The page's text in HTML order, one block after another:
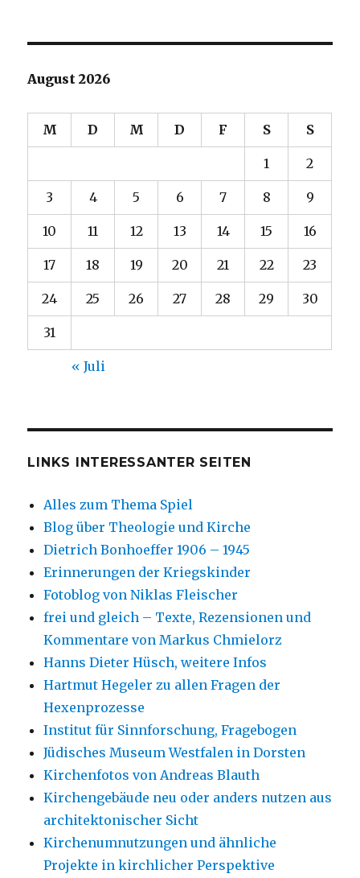
August 2026
M D M D F S S
1 2
3 4 5 6 7 8 9
10 11 12 13 14 15 16
17 18 19 20 21 22 23
24 25 26 27 28 29 30
31
« Juli
LINKS INTERESSANTER SEITEN
Alles zum Thema Spiel
Blog über Theologie und Kirche
Dietrich Bonhoeffer 1906 – 1945
Erinnerungen der Kriegskinder
Fotoblog von Niklas Fleischer
frei und gleich – Texte, Rezensionen und
Kommentare von Markus Chmielorz
Hanns Dieter Hüsch, weitere Infos
Hartmut Hegeler zu allen Fragen der
Hexenprozesse
Institut für Sinnforschung, Fragebogen
Jüdisches Museum Westfalen in Dorsten
Kirchenfotos von Andreas Blauth
Kirchengebäude neu oder anders nutzen aus
architektonischer Sicht
Kirchenumnutzungen und ähnliche
Projekte in kirchlicher Perspektive